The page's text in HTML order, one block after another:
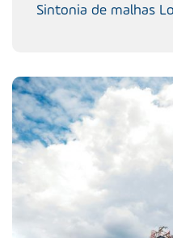
Sintonia de malhas